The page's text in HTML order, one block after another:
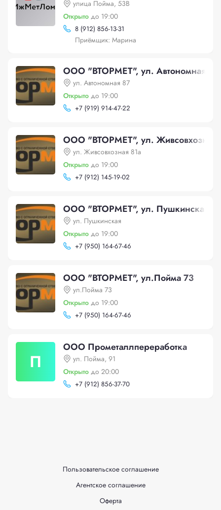
улица Пойма, 53В
Открыто до 19:00
8 (912) 856-13-31
Приёмщик: Марина
ООО "ВТОРМЕТ", ул. Автономная 87
ул. Автономная 87
Открыто до 19:00
+7 (919) 914-47-22
ООО "ВТОРМЕТ", ул. Живсовхозная
ул. Живсовхозная 81а
Открыто до 19:00
+7 (912) 145-19-02
ООО "ВТОРМЕТ", ул. Пушкинская
ул. Пушкинская
Открыто до 19:00
+7 (950) 164-67-46
ООО "ВТОРМЕТ", ул.Пойма 73
ул.Пойма 73
Открыто до 19:00
+7 (950) 164-67-46
П
ООО Прометаллпереработка
ул. Пойма, 91
Открыто до 20:00
+7 (912) 856-37-70
Пользовательское соглашение
Агентское соглашение
Оферта